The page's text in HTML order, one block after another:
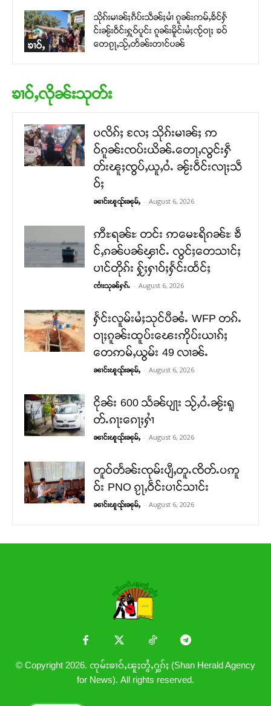
ၶၢဝ်ႇ
သိုၵ်းမၢၼ်ႈၵဵပ်းသဵၼ်ႈမၢႆ ၵူၼ်းဢမ်ႇၶႅင်ႁႅ
င်းၼႂ်းဝဵင်းႁူဝ်ပူင်း ၵူၼ်းမိူင်းမႆႈၸႂ်ဝႃႈ ၶဝ်
တေၵႂႃႇသႂ်ႇတႅၼ်းတၢင်ပၼ်
ၶၢဝ်ႇလိုၼ်းသုတ်း
ပလိၵ်ႈ လႄႈ သိုၵ်းမၢၼ်ႈ ဢ
ဝ်ၵူၼ်းၸပ်းယိၼ်ႉတေႃႇလွင်းႁဵ
တ်းၽူႈၸွပ်ႇယူႇဝႆႉ ၼႂ်းဝဵင်းလႃႈသဵ
ဝ်ႈ
ၼၢင်းၽူၺ်းၼုမ်ႇ - August 6, 2026
ဢီႊရၼ်ႊ တင်း ဢမေႊရိၵၼ်ႊ ၶဵ
င်ႇၵၼ်ပၼ်ၾၢင်ႉ လွင်ႈတေသၢင်ႈ
ပၢင်တိုၵ်း ႁႂ်ႈႁၢဝ်ႈႁႅင်းထႅင်ႈ
ၸၢႆးသုၼ်ႁၵ်ႉ - August 6, 2026
ႁႅင်းလူမ်းမႆႈသုင်ပီၼႆႉ WFP တၵ်ႉ
ဝႃႈၵူၼ်းထူပ်းၽေးဢိုပ်းယၢၵ်ႈ
တေဢမ်ႇယွမ်း 49 လၢၼ်ႉ
ၼၢင်းၽူၺ်းၼုမ်ႇ - August 6, 2026
ငိုၼ်း 600 သႅၼ်ပျႃး သႂ်ႇဝႆႉၼႂ်းရူ
တ်ႉၵႃးၵေႃႈႁၢႆ
ၼၢင်းၽူၺ်းၼုမ်ႇ - August 6, 2026
တူဝ်တႅၼ်းၸုမ်းပျီႇတူႉၸိတ်ႉပဢူ
ဝ်း PNO ၵႂႃႇဝဵင်းပၢင်သၢင်း
ၼၢင်းၽူၺ်းၼုမ်ႇ - August 6, 2026
© Copyright 2026. ၸုမ်းၶၢဝ်ႇၽူႈတွႆႇႁွၵ်ႈ (Shan Herald Agency
for News). All rights reserved.